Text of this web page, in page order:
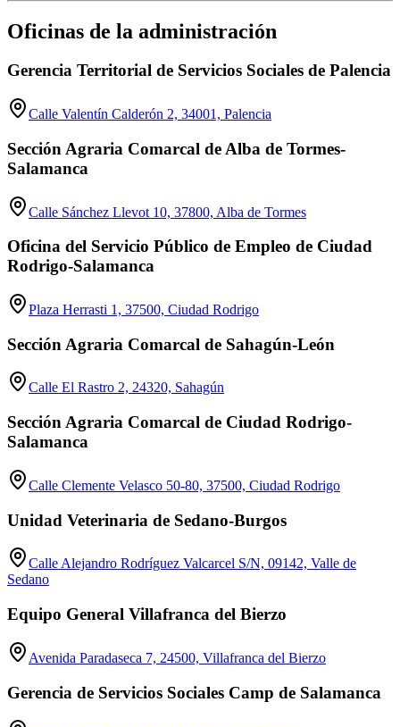
Oficinas de la administración
Gerencia Territorial de Servicios Sociales de Palencia
Calle Valentín Calderón 2, 34001, Palencia
Sección Agraria Comarcal de Alba de Tormes-
Salamanca
Calle Sánchez Llevot 10, 37800, Alba de Tormes
Oficina del Servicio Público de Empleo de Ciudad
Rodrigo-Salamanca
Plaza Herrasti 1, 37500, Ciudad Rodrigo
Sección Agraria Comarcal de Sahagún-León
Calle El Rastro 2, 24320, Sahagún
Sección Agraria Comarcal de Ciudad Rodrigo-
Salamanca
Calle Clemente Velasco 50-80, 37500, Ciudad Rodrigo
Unidad Veterinaria de Sedano-Burgos
Calle Alejandro Rodríguez Valcarcel S/N, 09142, Valle de
Sedano
Equipo General Villafranca del Bierzo
Avenida Paradaseca 7, 24500, Villafranca del Bierzo
Gerencia de Servicios Sociales Camp de Salamanca